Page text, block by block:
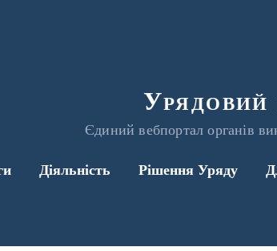
Урядовий
Єдиний вебпортал органів
Діяльність Рішення Уряду